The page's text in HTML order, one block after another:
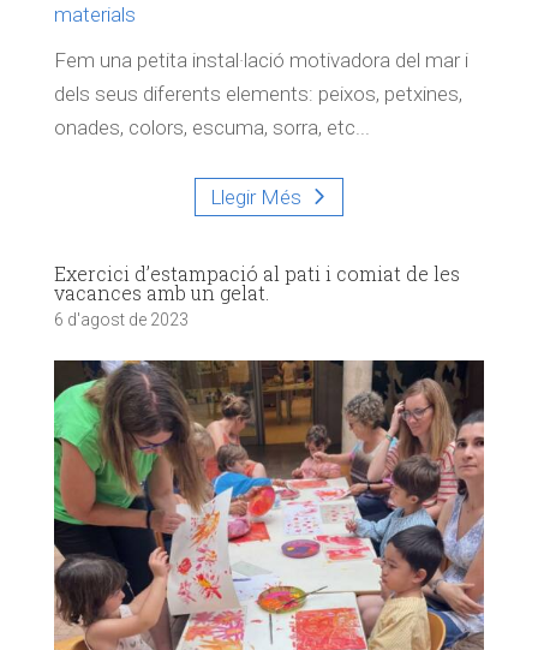
materials
Fem una petita instal·lació motivadora del mar i
dels seus diferents elements: peixos, petxines,
onades, colors, escuma, sorra, etc...
Llegir Més
Exercici d’estampació al pati i comiat de les
vacances amb un gelat.
6 d'agost de 2023